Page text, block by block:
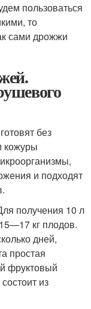
пользоваться
то
сами дрожжи
без
кожуры
и подходят
получения 10 л
кг плодов.
дней,
простая
фруктовый
из